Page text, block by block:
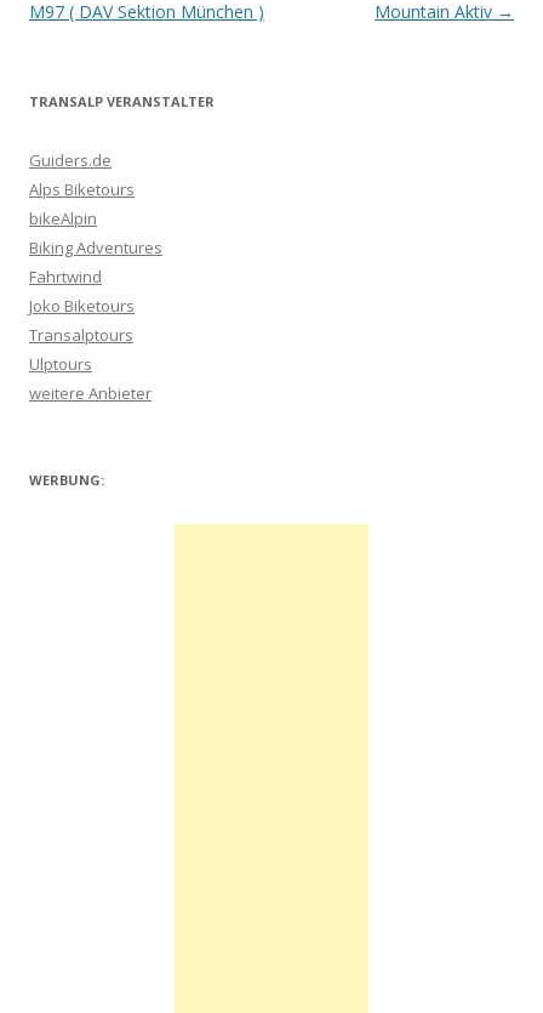
Navigation
M97 ( DAV Sektion München )
Mountain Aktiv →
TRANSALP VERANSTALTER
Guiders.de
Alps Biketours
bikeAlpin
Biking Adventures
Fahrtwind
Joko Biketours
Transalptours
Ulptours
weitere Anbieter
WERBUNG: